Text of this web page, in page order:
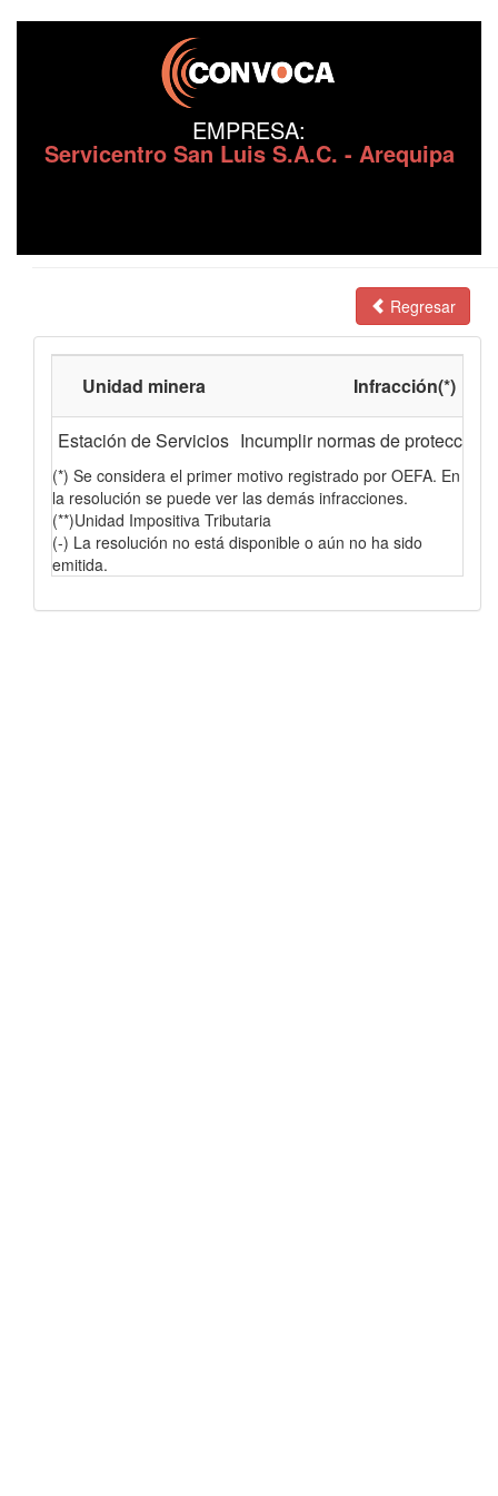
EMPRESA:
Servicentro San Luis S.A.C. - Arequipa
Regresar
Unidad minera Infracción(*)
Estación de Servicios Incumplir normas de protección
(*) Se considera el primer motivo registrado por OEFA. En
la resolución se puede ver las demás infracciones.
(**)Unidad Impositiva Tributaria
(-) La resolución no está disponible o aún no ha sido
emitida.